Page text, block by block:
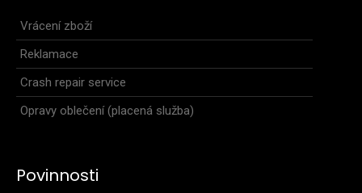
Vrácení zboží
Reklamace
Crash repair service
Opravy oblečení (placená služba)
Povinnosti